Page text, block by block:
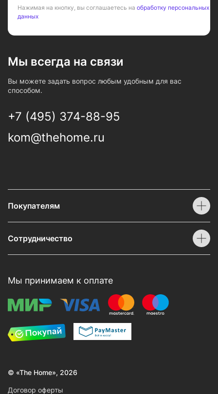
Нажимая на кнопку, вы соглашаетесь на обработку персональных
данных
Мы всегда на связи
Вы можете задать вопрос любым удобным для вас
способом.
+7 (495) 374-88-95
kom@thehome.ru
Покупателям
Сотрудничество
Мы принимаем к оплате
© «The Home», 2026
Договор оферты